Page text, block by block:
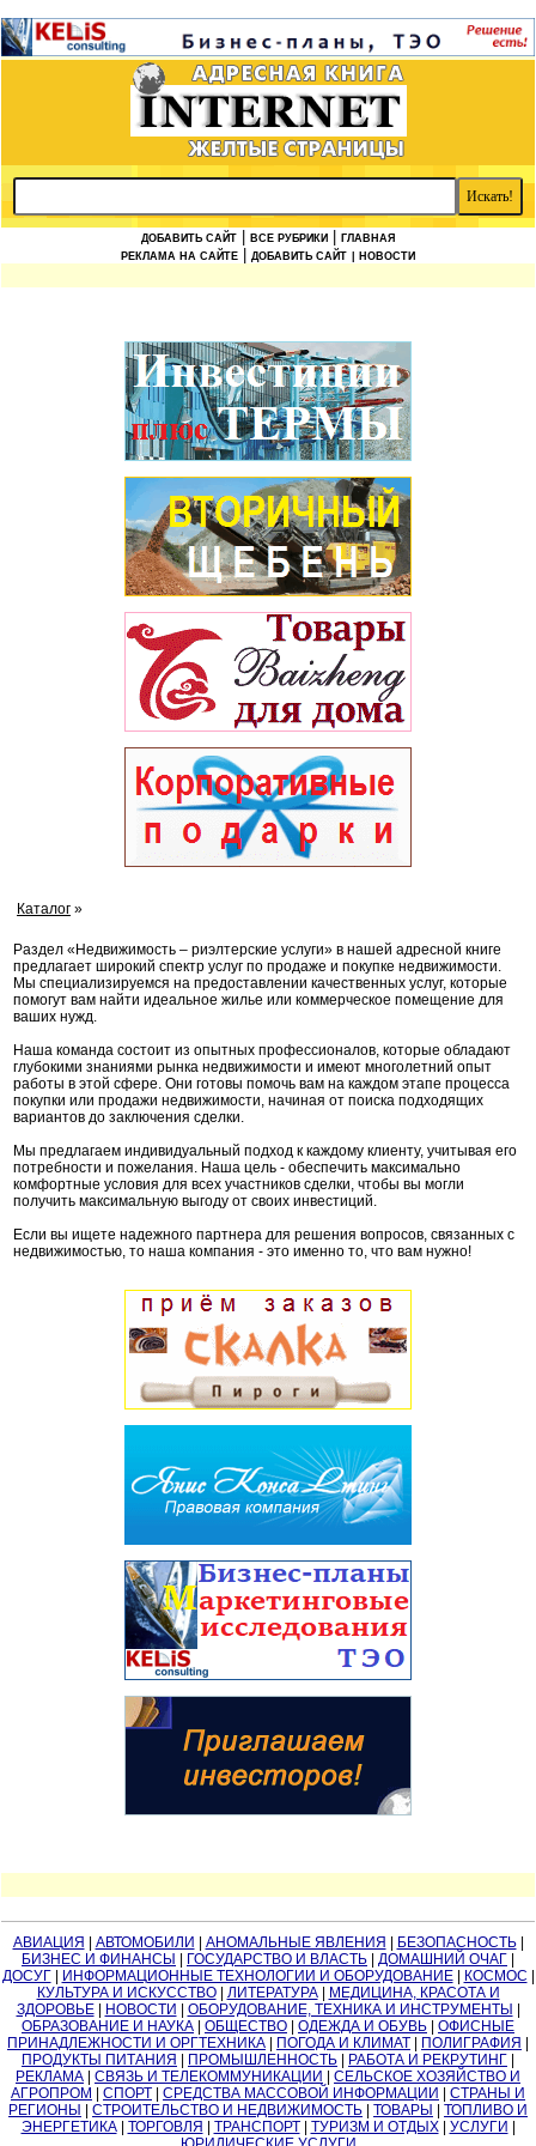
ДОБАВИТЬ САЙТ ВСЕ РУБРИКИ
ГЛАВНАЯ
РЕКЛАМА НА САЙТЕ
ДОБАВИТЬ САЙТ | НОВОСТИ
Каталог »
Раздел «Недвижимость – риэлтерские услуги» в нашей адресной книге
предлагает широкий спектр услуг по продаже и покупке недвижимости.
Мы специализируемся на предоставлении качественных услуг, которые
помогут вам найти идеальное жилье или коммерческое помещение для
ваших нужд.
Наша команда состоит из опытных профессионалов, которые обладают
глубокими знаниями рынка недвижимости и имеют многолетний опыт
работы в этой сфере. Они готовы помочь вам на каждом этапе процесса
покупки или продажи недвижимости, начиная от поиска подходящих
вариантов до заключения сделки.
Мы предлагаем индивидуальный подход к каждому клиенту, учитывая его
потребности и пожелания. Наша цель - обеспечить максимально
комфортные условия для всех участников сделки, чтобы вы могли
получить максимальную выгоду от своих инвестиций.
Если вы ищете надежного партнера для решения вопросов, связанных с
недвижимостью, то наша компания - это именно то, что вам нужно!
АВИАЦИЯ АВТОМОБИЛИ АНОМАЛЬНЫЕ ЯВЛЕНИЯ БЕЗОПАСНОСТЬ|
БИЗНЕС И ФИНАНСЫ
ГОСУДАРСТВО И ВЛАСТЬ ДОМАШНИЙ ОЧАГ
ДОСУГ| ИНФОРМАЦИОННЫЕ ТЕХНОЛОГИИ И ОБОРУДОВАНИЕ| КОСМОС
КУЛЬТУРА И ИСКУССТВО| ЛИТЕРАТУРА|
МЕДИЦИНА, КРАСОТА И
ЗДОРОВЬЕ| НОВОСТИ ОБОРУДОВАНИЕ, ТЕХНИКА И ИНСТРУМЕНТЫ
ОБРАЗОВАНИЕ И НАУКА
ОБЩЕСТВО ОДЕЖДА И ОБУВЬ
ОФИСНЫЕ
ПРИНАДЛЕЖНОСТИ И ОРГТЕХНИКА
ПОГОДА И КЛИМАТ ПОЛИГРАФИЯ
ПРОДУКТЫ ПИТАНИЯ
ПРОМЫШЛЕННОСТЬ РАБОТА И РЕКРУТИНГ
РЕКЛАМА
СВЯЗЬ И ТЕЛЕКОММУНИКАЦИИ
СЕЛЬСКОЕ ХОЗЯЙСТВО И
АГРОПРОМ
СПОРТ СРЕДСТВА МАССОВОЙ ИНФОРМАЦИИ
СТРАНЫ И
РЕГИОНЫ
СТРОИТЕЛЬСТВО И НЕДВИЖИМОСТЬ ТОВАРЫ
ТОПЛИВО И
ЭНЕРГЕТИКА| ТОРГОВЛЯ ТРАНСПОРТ| ТУРИЗМ И ОТДЫХ| УСЛУГИ